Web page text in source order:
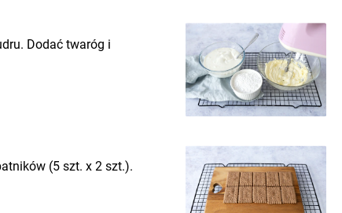
Dodać twaróg i
(5 szt. x 2 szt.).